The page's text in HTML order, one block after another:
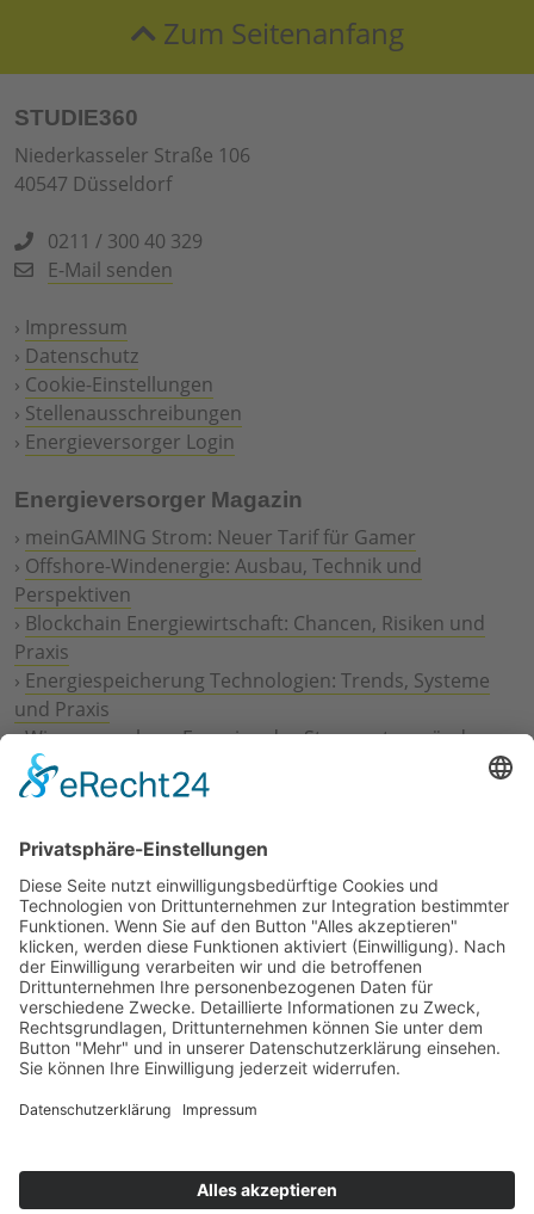
Zum Seitenanfang
STUDIE360
Niederkasseler Straße 106
40547 Düsseldorf
0211 / 300 40 329
E-Mail senden
› Impressum
› Datenschutz
› Cookie-Einstellungen
› Stellenausschreibungen
› Energieversorger Login
Energieversorger Magazin
› meinGAMING Strom: Neuer Tarif für Gamer
› Offshore-Windenergie: Ausbau, Technik und
Perspektiven
› Blockchain Energiewirtschaft: Chancen, Risiken und
Praxis
› Energiespeicherung Technologien: Trends, Systeme
und Praxis
›Wie erneuerbare Energien das Stromnetz verändern
Digitalisierung Energiewirtschaft: Effizienz, Netze und
Prozesse
Geschäftsmodelle
›Vorstandswechsel Westenergie: Böddeling übernimmt
befristet
›Wasserstoff-Hochlauf: Dialog, Infrastruktur und
konkrete Schritte
›Solaranlage Regenbogenfarben: FC St. Pauli und
LichtBlick installieren erste weltweite Anlage
Jetzt an der STUDIE360 teilnehmen
Wir möchten Transparenz mit einheitlichen Kriterien
kostenlose Teilnahme wichtig. Die Ergebnisse werden
umgehend nach Teilnahme und Auswertung auf